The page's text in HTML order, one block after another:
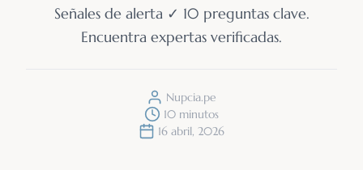
Señales de alerta ✓ 10 preguntas clave.
Encuentra expertas verificadas.
Nupcia.pe
10 minutos
16 abril, 2026